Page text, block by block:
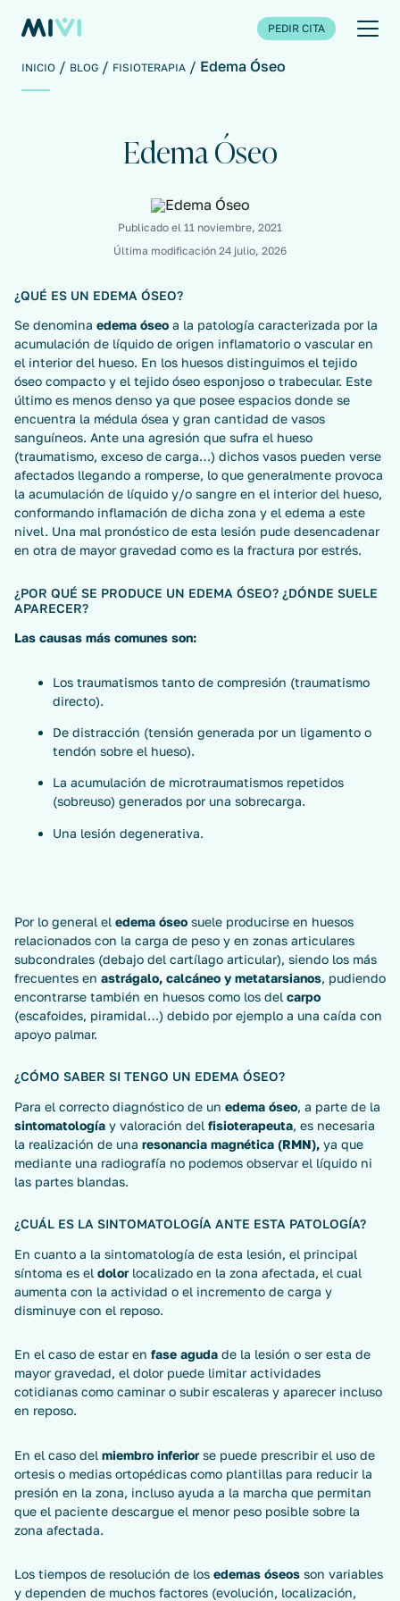
PEDIR CITA
INICIO BLOG FISIOTERAPIA Edema Óseo
Edema Óseo
Publicado el 11 noviembre, 2021
Última modificación 24 julio, 2026
¿QUÉ ES UN EDEMA ÓSEO?
Se denomina edema óseo a la patología caracterizada por la
acumulación de líquido de origen inflamatorio o vascular en
el interior del hueso. En los huesos distinguimos el tejido
óseo compacto y el tejido óseo esponjoso o trabecular. Este
último es menos denso ya que posee espacios donde se
encuentra la médula ósea y gran cantidad de vasos
sanguíneos. Ante una agresión que sufra el hueso
(traumatismo, exceso de carga…) dichos vasos pueden verse
afectados llegando a romperse, lo que generalmente provoca
la acumulación de líquido y/o sangre en el interior del hueso,
conformando inflamación de dicha zona y el edema a este
nivel. Una mal pronóstico de esta lesión pude desencadenar
en otra de mayor gravedad como es la fractura por estrés.
¿POR QUÉ SE PRODUCE UN EDEMA ÓSEO? ¿DÓNDE SUELE
APARECER?
Las causas más comunes son:
Los traumatismos tanto de compresión (traumatismo
directo).
De distracción (tensión generada por un ligamento o
tendón sobre el hueso).
La acumulación de microtraumatismos repetidos
(sobreuso) generados por una sobrecarga.
Una lesión degenerativa.
Por lo general el edema óseo suele producirse en huesos
relacionados con la carga de peso y en zonas articulares
subcondrales (debajo del cartílago articular), siendo los más
frecuentes en astrágalo, calcáneo y metatarsianos, pudiendo
encontrarse también en huesos como los del carpo
(escafoides, piramidal…) debido por ejemplo a una caída con
apoyo palmar.
¿CÓMO SABER SI TENGO UN EDEMA ÓSEO?
Para el correcto diagnóstico de un edema óseo, a parte de la
sintomatología y valoración del fisioterapeuta, es necesaria
la realización de una resonancia magnética (RMN), ya que
mediante una radiografía no podemos observar el líquido ni
las partes blandas.
¿CUÁL ES LA SINTOMATOLOGÍA ANTE ESTA PATOLOGÍA?
En cuanto a la sintomatología de esta lesión, el principal
síntoma es el dolorlocalizado en la zona afectada, el cual
aumenta con la actividad o el incremento de carga y
disminuye con el reposo.
En el caso de estar en fase aguda de la lesión o ser esta de
mayor gravedad, el dolor puede limitar actividades
cotidianas como caminar o subir escaleras y aparecer incluso
en reposo.
En el caso del miembro inferiorse puede prescribir el uso de
ortesis o medias ortopédicas como plantillas para reducir la
presión en la zona, incluso ayuda a la marcha que permitan
que el paciente descargue el menor peso posible sobre la
zona afectada.
Los tiempos de resolución de los edemas óseos son variables
y dependen de muchos factores (evolución, localización,